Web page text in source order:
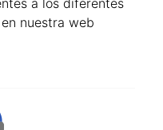
a los diferentes
nuestra web